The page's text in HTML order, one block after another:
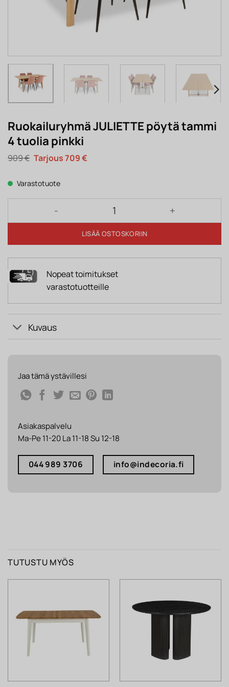
Ruokailuryhmä JULIETTE pöytä tammi
4 tuolia pinkki
909€ Alkuperäinen
hinta
909 €.
709€Nykyinen
Varastotuote
Ruokailuryhmä JULIETTE pöytä tammi 4 tuolia
LISÄÄ OSTOSKORIIN
Nopeat toimitukset
varastotuotteille
Kuvaus
Jaa tämä ystävillesi
Asiakaspalvelu
Ma-Pe 11-20 La 11-18 Su 12-18
044 989 3706 info@indecoria.fi
TUTUSTU MYÖS